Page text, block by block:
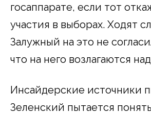
госаппарате, если тот
участия в выборах. Ходят
Залужный на это не
что на него возлагаются
Инсайдерские источники
Зеленский пытается